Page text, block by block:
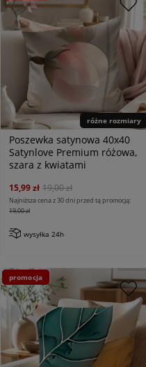
różne rozmiary
Poszewka satynowa 40x40
Satynlove Premium różowa,
szara z kwiatami
15,99 zł 19,00 zł
Najniższa cena z 30 dni przed tą promocją:
19,00 zł
wysyłka 24h
promocja